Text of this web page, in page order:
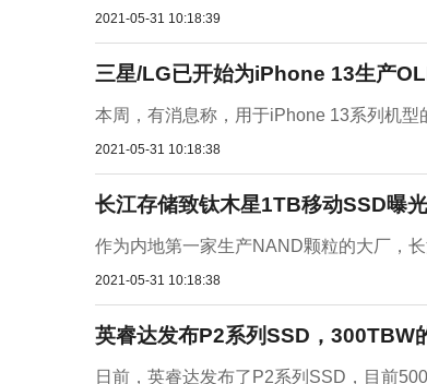
2021-05-31 10:18:39
三星/LG已开始为iPhone 13生产
本周，有消息称，用于iPhone 13系列机
2021-05-31 10:18:38
长江存储致钛木星1TB移动SSD曝
作为内地第一家生产NAND颗粒的大厂，
2021-05-31 10:18:38
英睿达发布P2系列SSD，300TBW
日前，英睿达发布了P2系列SSD，目前